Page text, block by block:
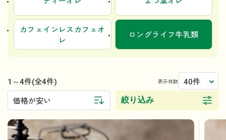
カフェインレスカフェオ
レ
ロングライフ牛乳類
1～4件(全4件) 表示件数 40件
価格が安い 絞り込み